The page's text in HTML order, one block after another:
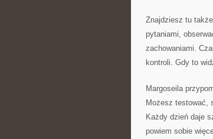
Znajdziesz tu
pytaniami,
zachowaniami.
kontroli. Gdy to
Margoseila
Możesz testować,
Każdy dzień daje
powiem sobie